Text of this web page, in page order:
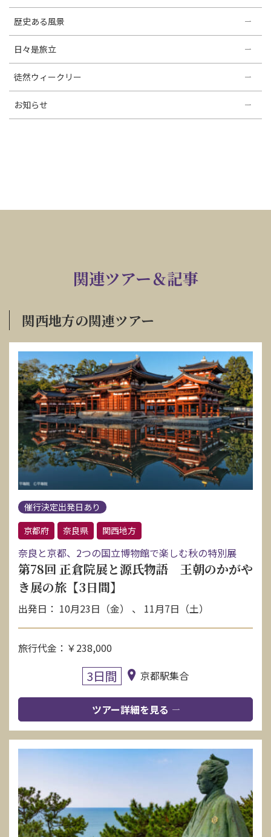
歴史ある風景
日々是旅立
徒然ウィークリー
お知らせ
関連ツアー＆記事
関西地方の関連ツアー
催行決定出発日あり
京都府
奈良県 関西地方
奈良と京都、2つの国立博物館で楽しむ秋の特別展
第78回 正倉院展と源氏物語 王朝のかがや
き展の旅【3日間】
出発日： 10月23日（金） 、 11月7日（土）
旅行代金：￥238,000
3日間 京都駅集合
ツアー詳細を見る